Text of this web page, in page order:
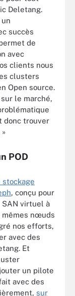
Deletang.
succès
de
avec
clients nous
clusters
Open source.
le marché,
donc trouver
POD
stockage
, conçu pour
SAN virtuel à
mêmes nœuds
nos efforts,
avec des
Et
un pilote
avec des
sur